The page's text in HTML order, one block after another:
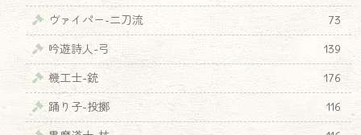
ヴァイパー-二刀流
73
吟遊詩人-弓
139
機工士-銃
176
踊り子-投擲
116